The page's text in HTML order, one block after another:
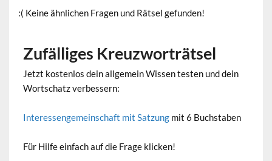
:( Keine ähnlichen Fragen und Rätsel gefunden!
Zufälliges Kreuzworträtsel
Jetzt kostenlos dein allgemein Wissen testen und dein
Wortschatz verbessern:
Interessengemeinschaft mit Satzung mit 6 Buchstaben
Für Hilfe einfach auf die Frage klicken!